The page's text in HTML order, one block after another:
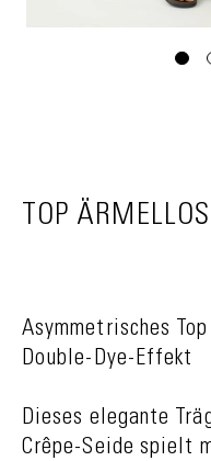
TOP ÄRMELLOS
Asymmetrisches
Double-Dye-Effekt
Dieses elegante
Crêpe-Seide spielt